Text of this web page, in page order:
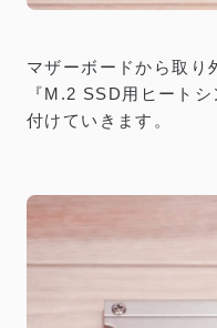
マザーボードから取り
『M.2 SSD用ヒート
付けていきます。